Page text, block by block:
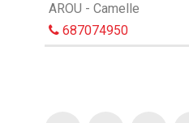
AROU - Camelle
687074950